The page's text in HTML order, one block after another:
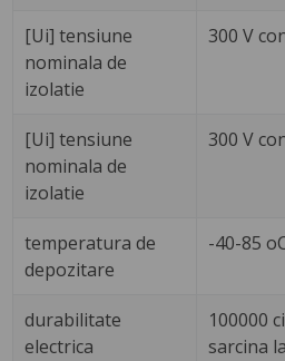
[Ui] tensiune
nominala de
izolatie
300 V
[Ui] tensiune
nominala de
izolatie
300 V
temperatura de
depozitare
-40-85
durabilitate
electrica
100000
sarcina